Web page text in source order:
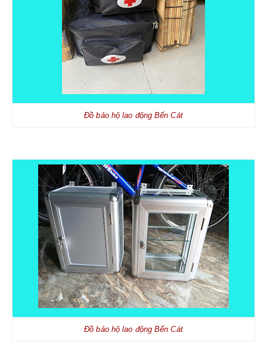
Đồ bảo hộ lao động Bến Cát
Đồ bảo hộ lao động Bến Cát